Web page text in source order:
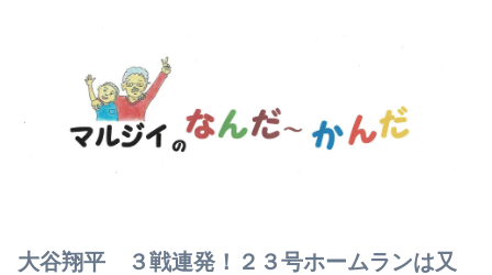
大谷翔平 ３戦連発！２３号ホームランは又